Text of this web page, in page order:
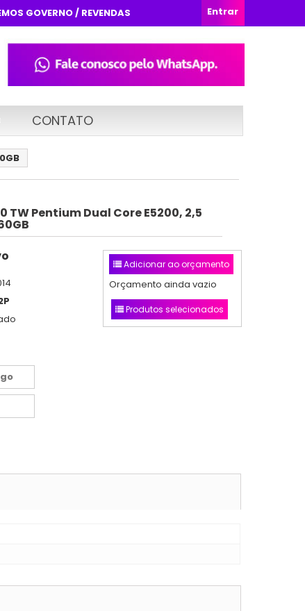
Entrar
GOVERNO / REVENDAS
CONTATO
TW Pentium Dual Core E5200, 2,5
Adicionar ao orçamento
Orçamento ainda vazio
Produtos selecionados